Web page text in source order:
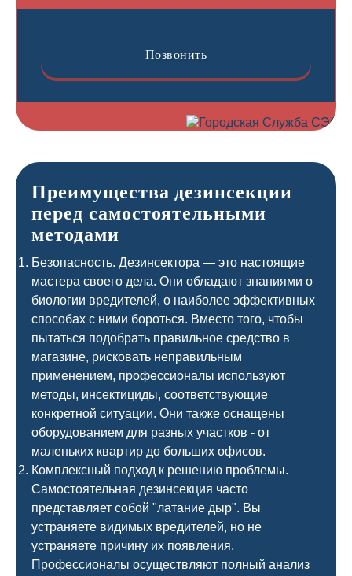
Позвонить
Преимущества дезинсекции
перед самостоятельными
методами
Безопасность. Дезинсектора — это настоящие
мастера своего дела. Они обладают знаниями о
биологии вредителей, о наиболее эффективных
способах с ними бороться. Вместо того, чтобы
пытаться подобрать правильное средство в
магазине, рисковать неправильным
применением, профессионалы используют
методы, инсектициды, соответствующие
конкретной ситуации. Они также оснащены
оборудованием для разных участков - от
маленьких квартир до больших офисов.
Комплексный подход к решению проблемы.
Самостоятельная дезинсекция часто
представляет собой "латание дыр". Вы
устраняете видимых вредителей, но не
устраняете причину их появления.
Профессионалы осуществляют полный анализ